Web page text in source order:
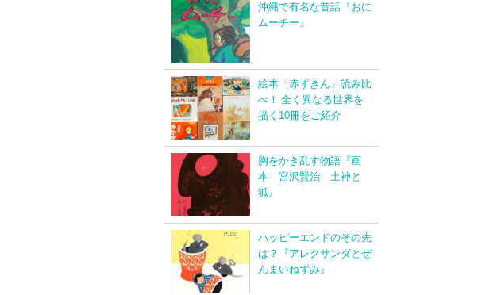
沖縄で有名な昔話『おに
ムーチー』
絵本「赤ずきん」読み比
べ！ 全く異なる世界を
描く10冊をご紹介
胸をかき乱す物語『画
本 宮沢賢治 土神と
狐』
ハッピーエンドのその先
は？『アレクサンダとぜ
んまいねずみ』